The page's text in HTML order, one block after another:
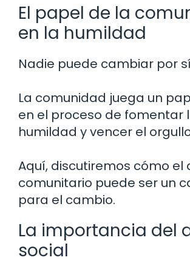
El papel de la
en la humildad
Nadie puede cambiar por
La comunidad juega un
en el proceso de fomentar
humildad y vencer el
Aquí, discutiremos cómo el
comunitario puede ser un
para el cambio.
La importancia del
social